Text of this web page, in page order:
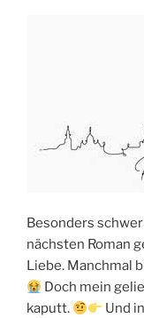
Besonders
nächsten Roman
Liebe. Manchmal
Doch mein
kaputt.
Und